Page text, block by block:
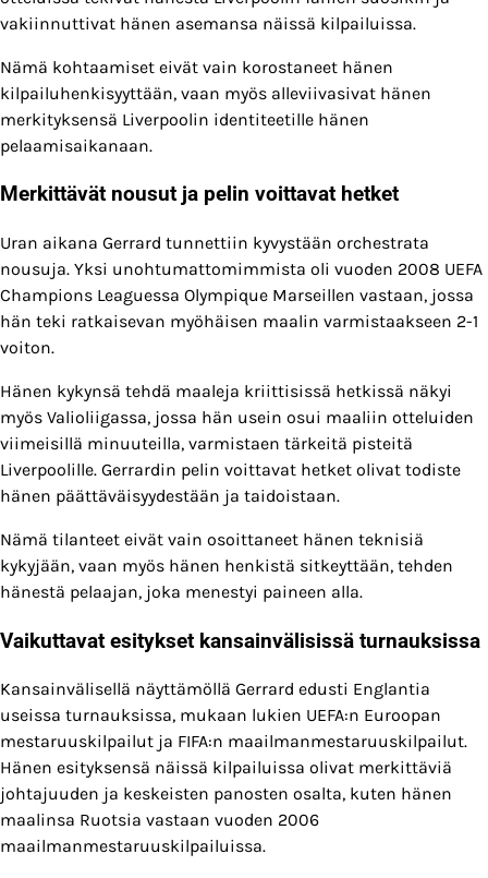
vakiinnuttivat hänen asemansa näissä kilpailuissa.
Nämä kohtaamiset eivät vain korostaneet hänen
kilpailuhenkisyyttään, vaan myös alleviivasivat hänen
merkityksensä Liverpoolin identiteetille hänen
pelaamisaikanaan.
Merkittävät nousut ja pelin voittavat hetket
Uran aikana Gerrard tunnettiin kyvystään orchestrata
nousuja. Yksi unohtumattomimmista oli vuoden 2008 UEFA
Champions Leaguessa Olympique Marseillen vastaan, jossa
hän teki ratkaisevan myöhäisen maalin varmistaakseen 2-1
voiton.
Hänen kykynsä tehdä maaleja kriittisissä hetkissä näkyi
myös Valioliigassa, jossa hän usein osui maaliin otteluiden
viimeisillä minuuteilla, varmistaen tärkeitä pisteitä
Liverpoolille. Gerrardin pelin voittavat hetket olivat todiste
hänen päättäväisyydestään ja taidoistaan.
Nämä tilanteet eivät vain osoittaneet hänen teknisiä
kykyjään, vaan myös hänen henkistä sitkeyttään, tehden
hänestä pelaajan, joka menestyi paineen alla.
Vaikuttavat esitykset kansainvälisissä turnauksissa
Kansainvälisellä näyttämöllä Gerrard edusti Englantia
useissa turnauksissa, mukaan lukien UEFA:n Euroopan
mestaruuskilpailut ja FIFA:n maailmanmestaruuskilpailut.
Hänen esityksensä näissä kilpailuissa olivat merkittäviä
johtajuuden ja keskeisten panosten osalta, kuten hänen
maalinsa Ruotsia vastaan vuoden 2006
maailmanmestaruuskilpailuissa.